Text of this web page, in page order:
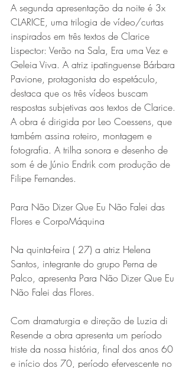
A segunda apresentação da noite é 3x
CLARICE, uma trilogia de vídeo/curtas
inspirados em três textos de Clarice
Lispector: Verão na Sala, Era uma Vez e
Geleia Viva. A atriz ipatinguense Bárbara
Pavione, protagonista do espetáculo,
destaca que os três vídeos buscam
respostas subjetivas aos textos de Clarice.
A obra é dirigida por Leo Coessens, que
também assina roteiro, montagem e
fotografia. A trilha sonora e desenho de
som é de Júnio Endrik com produção de
Filipe Fernandes.
Para Não Dizer Que Eu Não Falei das
Flores e CorpoMáquina
Na quinta-feira ( 27) a atriz Helena
Santos, integrante do grupo Perna de
Palco, apresenta Para Não Dizer Que Eu
Não Falei das Flores.
Com dramaturgia e direção de Luzia di
Resende a obra apresenta um período
triste da nossa história, final dos anos 60
e início dos 70, período efervescente no